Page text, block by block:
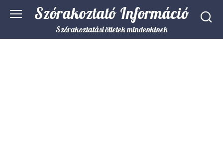
Szórakoztató Információ
Szórakoztatási ötletek mindenkinek